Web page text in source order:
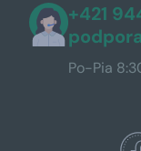
+421
Po-Pia